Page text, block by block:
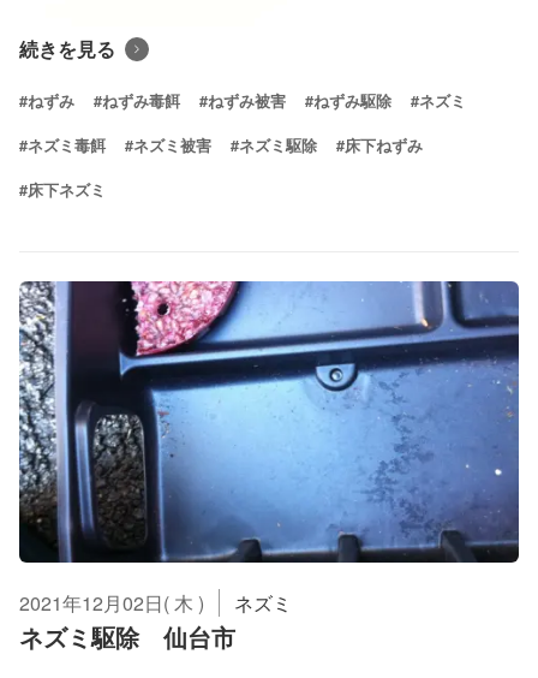
続きを見る
#ねずみ #ねずみ毒餌 #ねずみ被害 #ねずみ駆除 #ネズミ
#ネズミ毒餌 #ネズミ被害 #ネズミ駆除 #床下ねずみ
#床下ネズミ
2021年12月02日( 木 ) ネズミ
ネズミ駆除 仙台市